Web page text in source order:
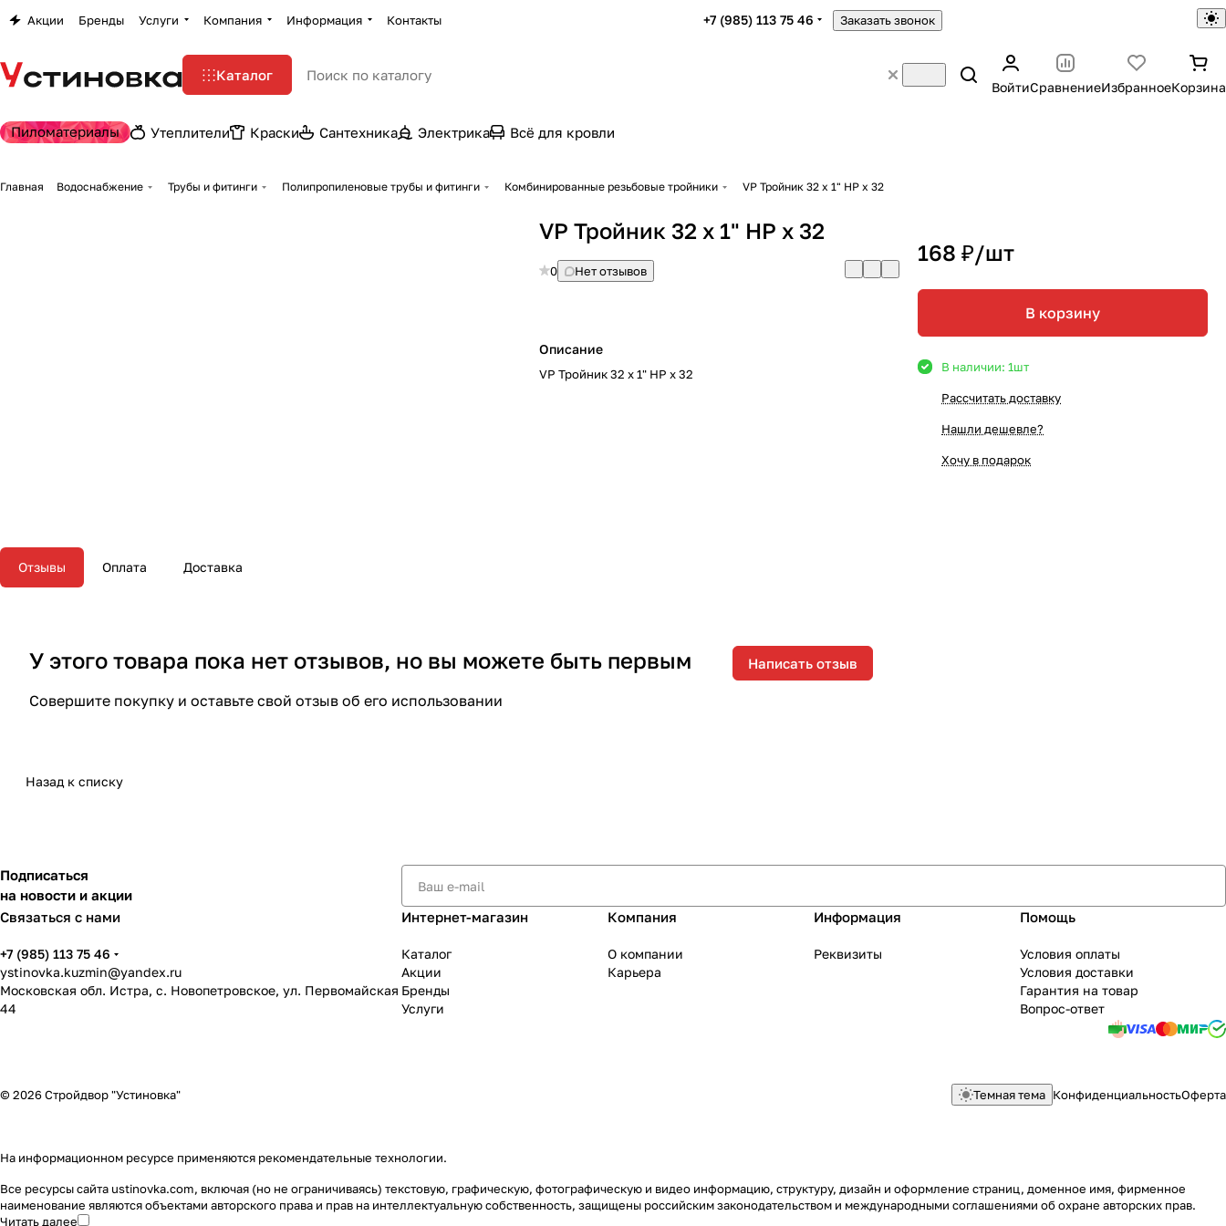
Акции Бренды Услуги Компания Информация Контакты +7 (985) 113 75 46 Заказать звонок
Каталог
ВойтиСравнениеИзбранноеКорзина
Пиломатериалы Утеплители Краски Сантехника Электрика Всё для кровли
Главная Водоснабжение Трубы и фитинги Полипропиленовые трубы и фитинги Комбинированные резьбовые тройники VP Тройник 32 х 1" НР х 32
VP Тройник 32 х 1" НР х 32
0 Нет отзывов
Описание
VP Тройник 32 х 1" НР х 32
168 ₽/шт
В корзину
В наличии: 1шт
Рассчитать доставку
Нашли дешевле?
Хочу в подарок
Отзывы Оплата Доставка
У этого товара пока нет отзывов, но вы можете быть первым
Совершите покупку и оставьте свой отзыв об его использовании
Написать отзыв
Назад к списку
Подписаться
на новости и акции
Связаться с нами
+7 (985) 113 75 46
ystinovka.kuzmin@yandex.ru
Московская обл. Истра, с. Новопетровское, ул. Первомайская
44
Интернет-магазин
Каталог
Акции
Бренды
Услуги
Компания
О компании
Карьера
Информация
Реквизиты
Помощь
Условия оплаты
Условия доставки
Гарантия на товар
Вопрос-ответ
© 2026 Стройдвор "Устиновка" Темная тема КонфиденциальностьОферта
На информационном ресурсе применяются рекомендательные технологии.
Все ресурсы сайта ustinovka.com, включая (но не ограничиваясь) текстовую, графическую, фотографическую и видео информацию, структуру, дизайн и оформление страниц, доменное имя, фирменное
наименование являются объектами авторского права и прав на интеллектуальную собственность, защищены российским законодательством и международными соглашениями об охране авторских прав.
Читать далее